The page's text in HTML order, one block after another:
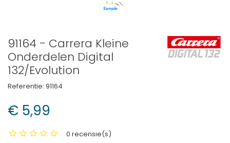
91164 - Carrera Kleine
Onderdelen Digital
132/Evolution
Referentie: 91164
€ 5,99
0 recensie(s)